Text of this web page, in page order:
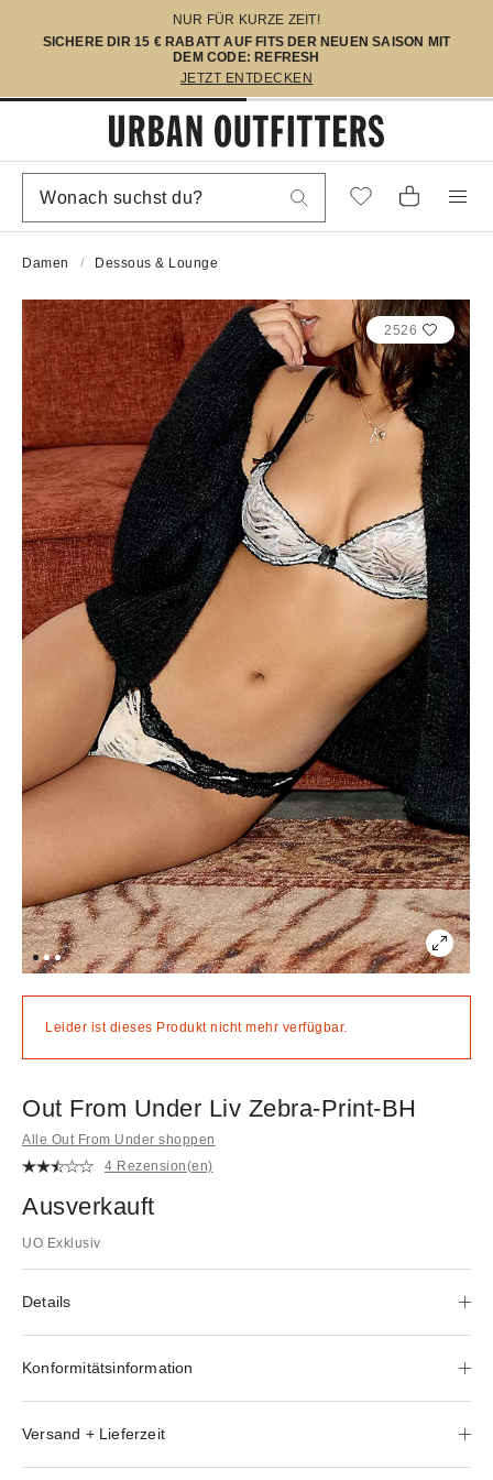
NUR FÜR KURZE ZEIT!
SICHERE DIR 15 € RABATT AUF FITS DER NEUEN SAISON MIT
DEM CODE: REFRESH
JETZT ENTDECKEN
Damen Dessous & Lounge
2526
Leider ist dieses Produkt nicht mehr verfügbar.
Out From Under Liv Zebra-Print-BH
Alle Out From Under shoppen
4 Rezension(en)
Ausverkauft
UO Exklusiv
Details
Konformitätsinformation
Versand + Lieferzeit